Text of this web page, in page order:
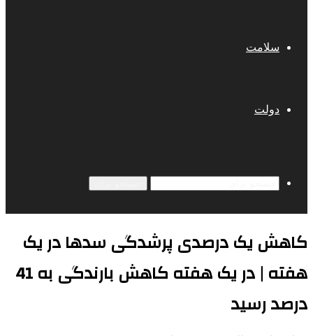
سلامت
دولت
کاهش یک درصدی پرشدگی سدها در یک
هفته | در یک هفته کاهش بارندگی به 41
درصد رسید